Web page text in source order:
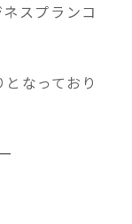
スプランコ
となっており